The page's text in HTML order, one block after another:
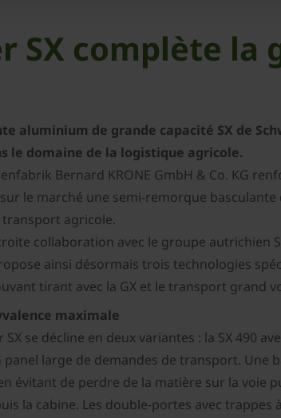
SX complète
aluminium de grande capacité SX de
le domaine de la logistique agricole.
Bernard KRONE GmbH & Co. KG
sur le marché une semi-remorque
agricole.
collaboration avec le groupe
ainsi désormais trois technologies
tirant avec la GX et le transport grand
maximale
se décline en deux variantes : la SX 490
large de demandes de transport.
évitant de perdre de la matière sur la voie
la cabine. Les double-portes avec